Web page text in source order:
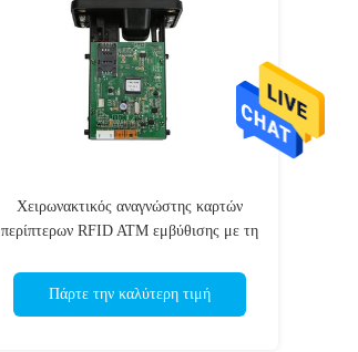
Χειρωνακτικός αναγνώστης καρτών
περίπτερων RFID ATM εμβύθισης με τη
Πάρτε την καλύτερη τιμή